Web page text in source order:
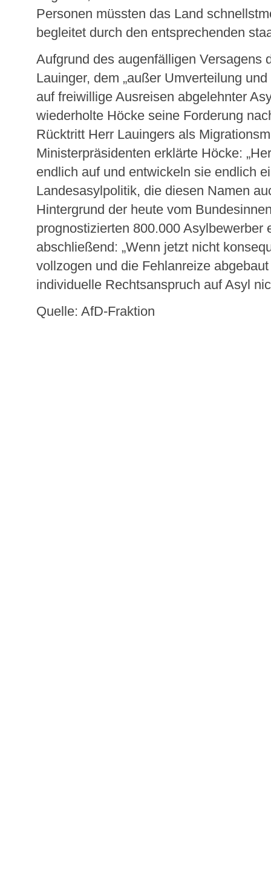
Personen müssten das Land
begleitet durch den entsprechenden
Aufgrund des augenfälligen Versagens
Lauinger, dem „außer Umverteilung
auf freiwillige Ausreisen abgelehnter
wiederholte Höcke seine Forderung
Rücktritt Herr Lauingers als
Ministerpräsidenten erklärte Höcke:
endlich auf und entwickeln sie endlich
Landesasylpolitik, die diesen Namen
Hintergrund der heute vom
prognostizierten 800.000 Asylbewerber
abschließend: „Wenn jetzt nicht
vollzogen und die Fehlanreize
individuelle Rechtsanspruch auf Asyl
Quelle: AfD-Fraktion